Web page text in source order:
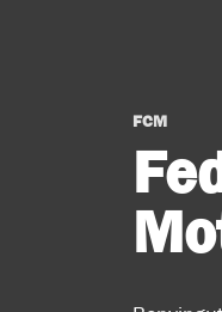
FCM